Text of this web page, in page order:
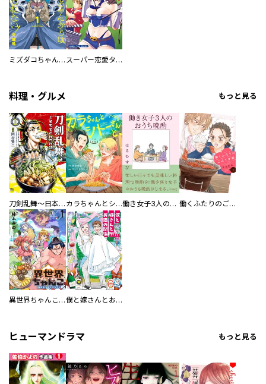
ミズダコちゃんからは逃げられない！ スーパー恋愛タイム！～現場でドＳな彼女は自宅でデレる～
料理・グルメ もっと見る
刀剣乱舞～日本号つれづれ酒～ カラちゃんとシトーさんと、 【分冊版】 働き女子3人のおうち晩酌 働くふたりのごほうび飯
異世界ちゃんこ～横綱目前に召喚されたんだが～ 【連載版】 僕と嫁さんとお酒の関係
ヒューマンドラマ もっと見る